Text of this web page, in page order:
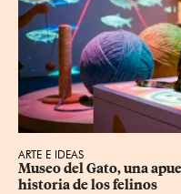
ARTE E IDEAS
Museo del Gato, una
historia de los felinos